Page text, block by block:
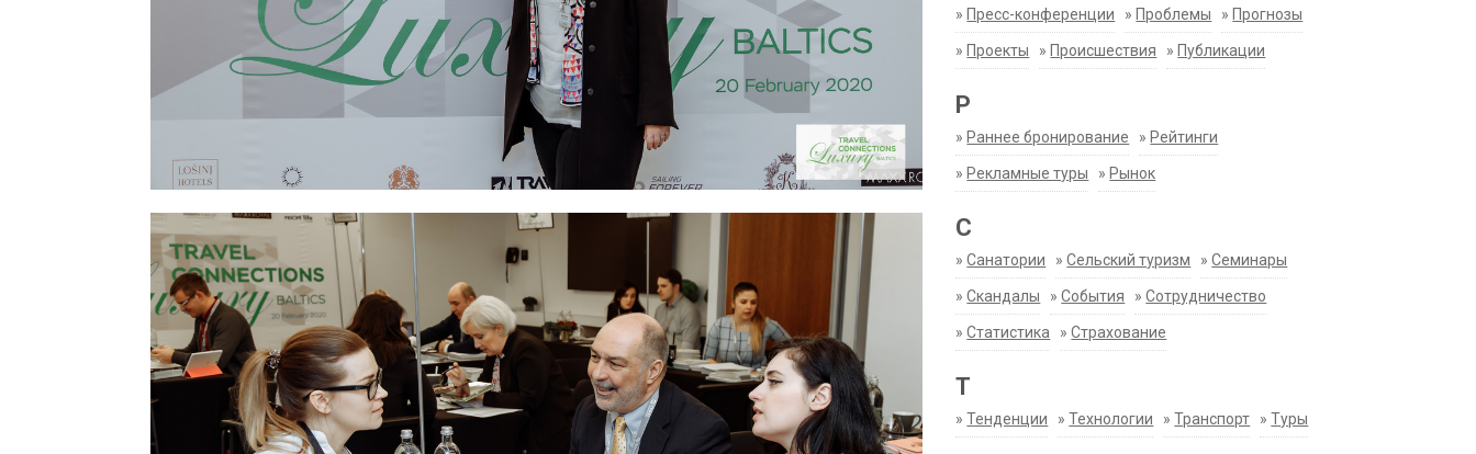
» Пресс-конференции » Проблемы » Прогнозы
» Проекты » Происшествия » Публикации
Р
» Раннее бронирование » Рейтинги
» Рекламные туры » Рынок
С
»Санатории »Сельский туризм »Семинары
»Скандалы »События »Сотрудничество
»Статистика »Страхование
Т
»Тенденции »Технологии »Транспорт »Туры